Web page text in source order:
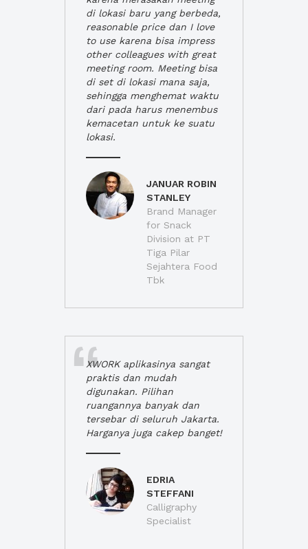
di lokasi baru yang berbeda,
reasonable price dan I love
to use karena bisa impress
other colleagues with great
meeting room. Meeting bisa
di set di lokasi mana saja,
sehingga menghemat waktu
dari pada harus menembus
kemacetan untuk ke suatu
lokasi.
JANUAR ROBIN
STANLEY
Brand Manager
for Snack
Division at PT
Tiga Pilar
Sejahtera Food
Tbk
XWORK aplikasinya sangat
praktis dan mudah
digunakan. Pilihan
ruangannya banyak dan
tersebar di seluruh Jakarta.
Harganya juga cakep banget!
EDRIA
STEFFANI
Calligraphy
Specialist